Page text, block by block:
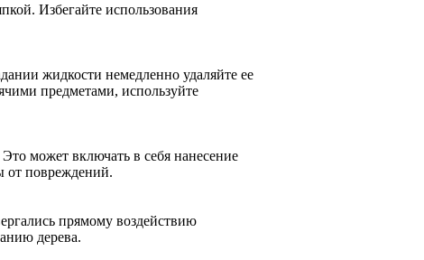
Избегайте использования
жидкости немедленно удаляйте ее
предметами, используйте
может включать в себя нанесение
от повреждений.
прямому воздействию
дерева.